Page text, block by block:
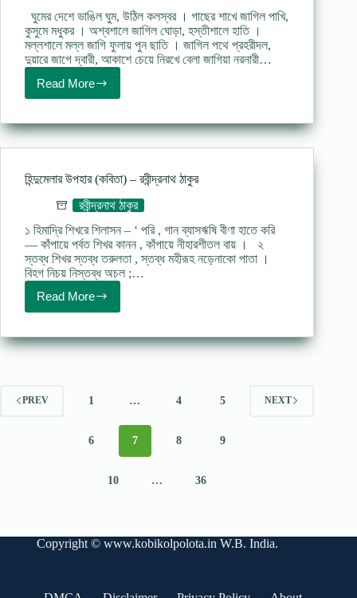
ঘুমের দেশে ভাঙিল ঘুম, উঠিল কলস্বর । গাছের শাখে জাগিল পাখি,
কুসুমে মধুকর । অশ্বশালে জাগিল ঘোড়া, হস্তীশালে হাতি ।
মল্লশালে মল্ল জাগি ফুলায় পুন ছাতি । জাগিল পথে প্রহরীদল,
দুয়ারে জাগে দ্বারী, আকাশে চেয়ে নিরখে বেলা জাগিয়া নরনারী…
Read More
সুপ্তোত্থিতা
(কবিতা)
রবীন্দ্রনাথ
ঠাকুর
poem
Rabindranath
হিন্দুমেলার উপহার (কবিতা) – রবীন্দ্রনাথ ঠাকুর
রবীন্দ্রনাথ ঠাকুর
১ হিমাদ্রি শিখরে শিলাসন – ‘ পরি , গান ব্যাসঋষি বীণা হাতে করি
— কাঁপায়ে পর্বত শিখর কানন , কাঁপায়ে নীহারশীতল বায় । ২
স্তব্ধ শিখর স্তব্ধ তরুলতা , স্তব্ধ মহীরূহ নড়েনাকো পাতা ।
বিহগ নিচয় নিস্তব্ধ অচল ;…
Read More
হিন্দুমেলার
উপহার
–
PREV 1 … 4 5
6 7 8 9
10 … 36
NEXT
Copyright © www.kobikolpolota.in W.B. India.